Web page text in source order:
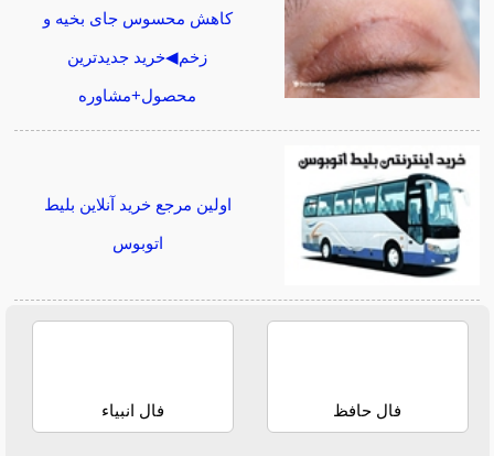
کاهش محسوس جای بخیه و
زخم◀خرید جدیدترین
محصول+مشاوره
اولین مرجع خرید آنلاین بلیط
اتوبوس
فال حافظ فال انبیاء